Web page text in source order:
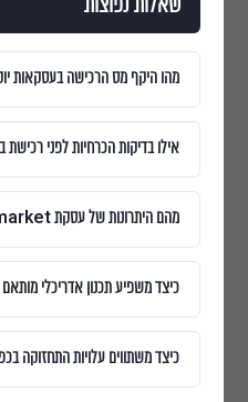
שאלות נפוצות
מהו היקף מס הרכישה בעסקאות
אילו בדיקות הכרחיות לפני רכישת
מהם היתרונות של עסקת off-market לעומת השוק הפתוח
כיצד משפיע תכנון אדריכלי
כיצד משתווים עלויות התחזוקה